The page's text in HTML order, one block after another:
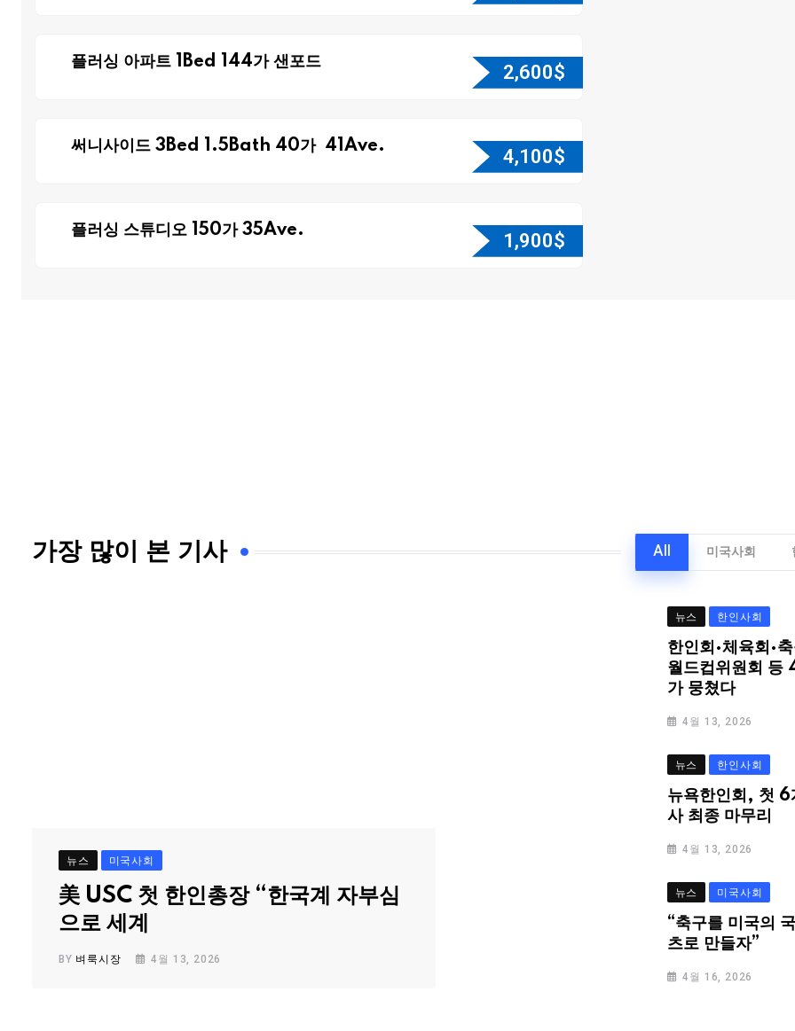
플러싱 아파트 1Bed 144가 샌포드 2,600$
써니사이드 3Bed 1.5Bath 40가 41Ave. 4,100$
플러싱 스튜디오 150가 35Ave. 1,900$
가장 많이 본 기사 All 미국사회
뉴스 미국사회
美 USC 첫 한인총장 “한국계 자부심
으로 세계
BY 벼룩시장 4월 13, 2026
뉴스 한인사회
한인회·체육회·
월드컵위원회 등
가 뭉쳤다
4월 13, 2026
뉴스 한인사회
뉴욕한인회, 첫 6
사 최종 마무리
4월 13, 2026
뉴스 미국사회
“축구를 미국의
츠로 만들자”
4월 16, 2026